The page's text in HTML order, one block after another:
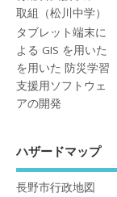
取組（松川中学）
タブレット端末に
よる GIS を用いた
を用いた 防災学習
支援用ソフトウェ
アの開発
ハザードマップ
長野市行政地図